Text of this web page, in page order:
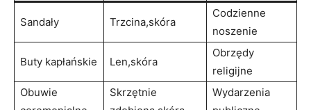
Sandały Trzcina,skóra
Codzienne
noszenie
Buty kapłańskie Len,skóra
Obrzędy‌
religijne
Obuwie
Skrzętnie⁣
Wydarzenia